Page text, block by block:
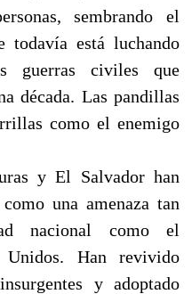
sembrando el
todavía está luchando
guerras civiles que
década. Las pandillas
como el enemigo
y El Salvador han
una amenaza tan
nacional como el
Unidos. Han revivido
y adoptado